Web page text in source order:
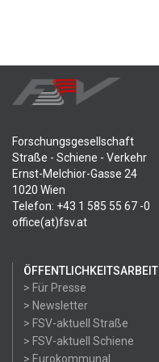
Forschungsgesellschaft
Straße - Schiene - Verkehr
Ernst-Melchior-Gasse 24
1020 Wien
Telefon: +43 1 585 55 67 -0
office(at)fsv.at
ÖFFENTLICHKEITSARBEIT
> Für Presse
> Newsletter
> FSV-aktuell Straße
> FSV-aktuell Schiene
> Eurokommunal